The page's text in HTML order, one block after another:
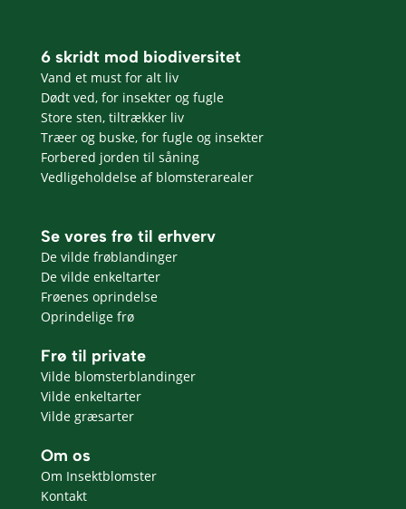
6 skridt mod biodiversitet
Vand et must for alt liv
Dødt ved, for insekter og fugle
Store sten, tiltrækker liv
Træer og buske, for fugle og insekter
Forbered jorden til såning
Vedligeholdelse af blomsterarealer
Se vores frø til erhverv
De vilde frøblandinger
De vilde enkeltarter
Frøenes oprindelse
Oprindelige frø
Frø til private
Vilde blomsterblandinger
Vilde enkeltarter
Vilde græsarter
Om os
Om Insektblomster
Kontakt